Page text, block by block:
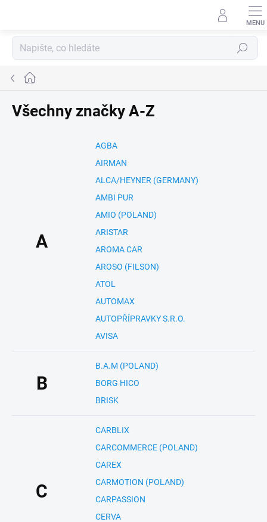
Hledat
Domů
Všechny značky A-Z
A
AGBA
AIRMAN
ALCA/HEYNER (GERMANY)
AMBI PUR
AMIO (POLAND)
ARISTAR
AROMA CAR
AROSO (FILSON)
ATOL
AUTOMAX
AUTOPŘÍPRAVKY S.R.O.
AVISA
B
B.A.M (POLAND)
BORG HICO
BRISK
C
CARBLIX
CARCOMMERCE (POLAND)
CAREX
CARMOTION (POLAND)
CARPASSION
CERVA